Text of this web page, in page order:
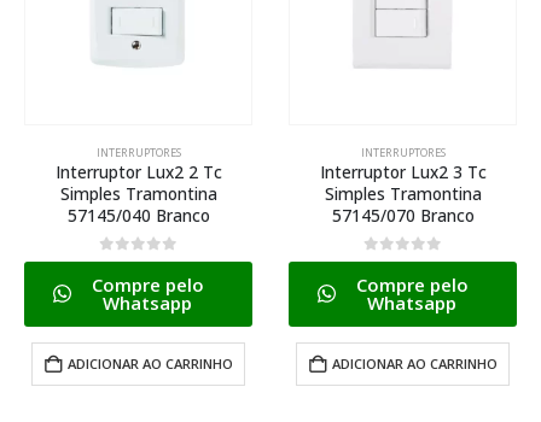
INTERRUPTORES
Interruptor Lux2 2 Tc
Simples Tramontina
57145/040 Branco
0de 5
Compre pelo
Whatsapp
ADICIONAR AO CARRINHO
INTERRUPTORES
Interruptor Lux2 3 Tc
Simples Tramontina
57145/070 Branco
0de 5
Compre pelo
Whatsapp
ADICIONAR AO CARRINHO